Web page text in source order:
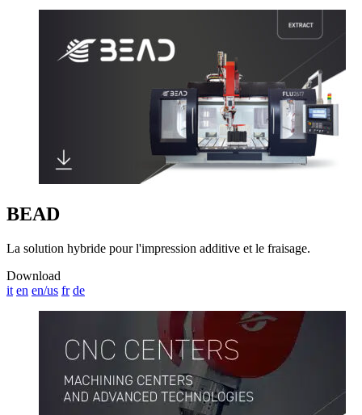
BEAD
La solution hybride pour l'impression additive et le fraisage.
Download
it en en/us fr de